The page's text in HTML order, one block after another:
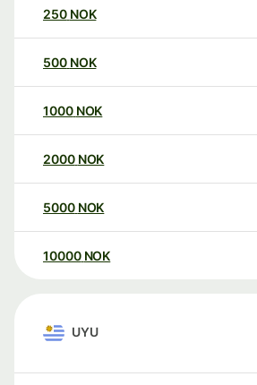
250 NOK
500 NOK
1000 NOK
2000 NOK
5000 NOK
10000 NOK
UYU